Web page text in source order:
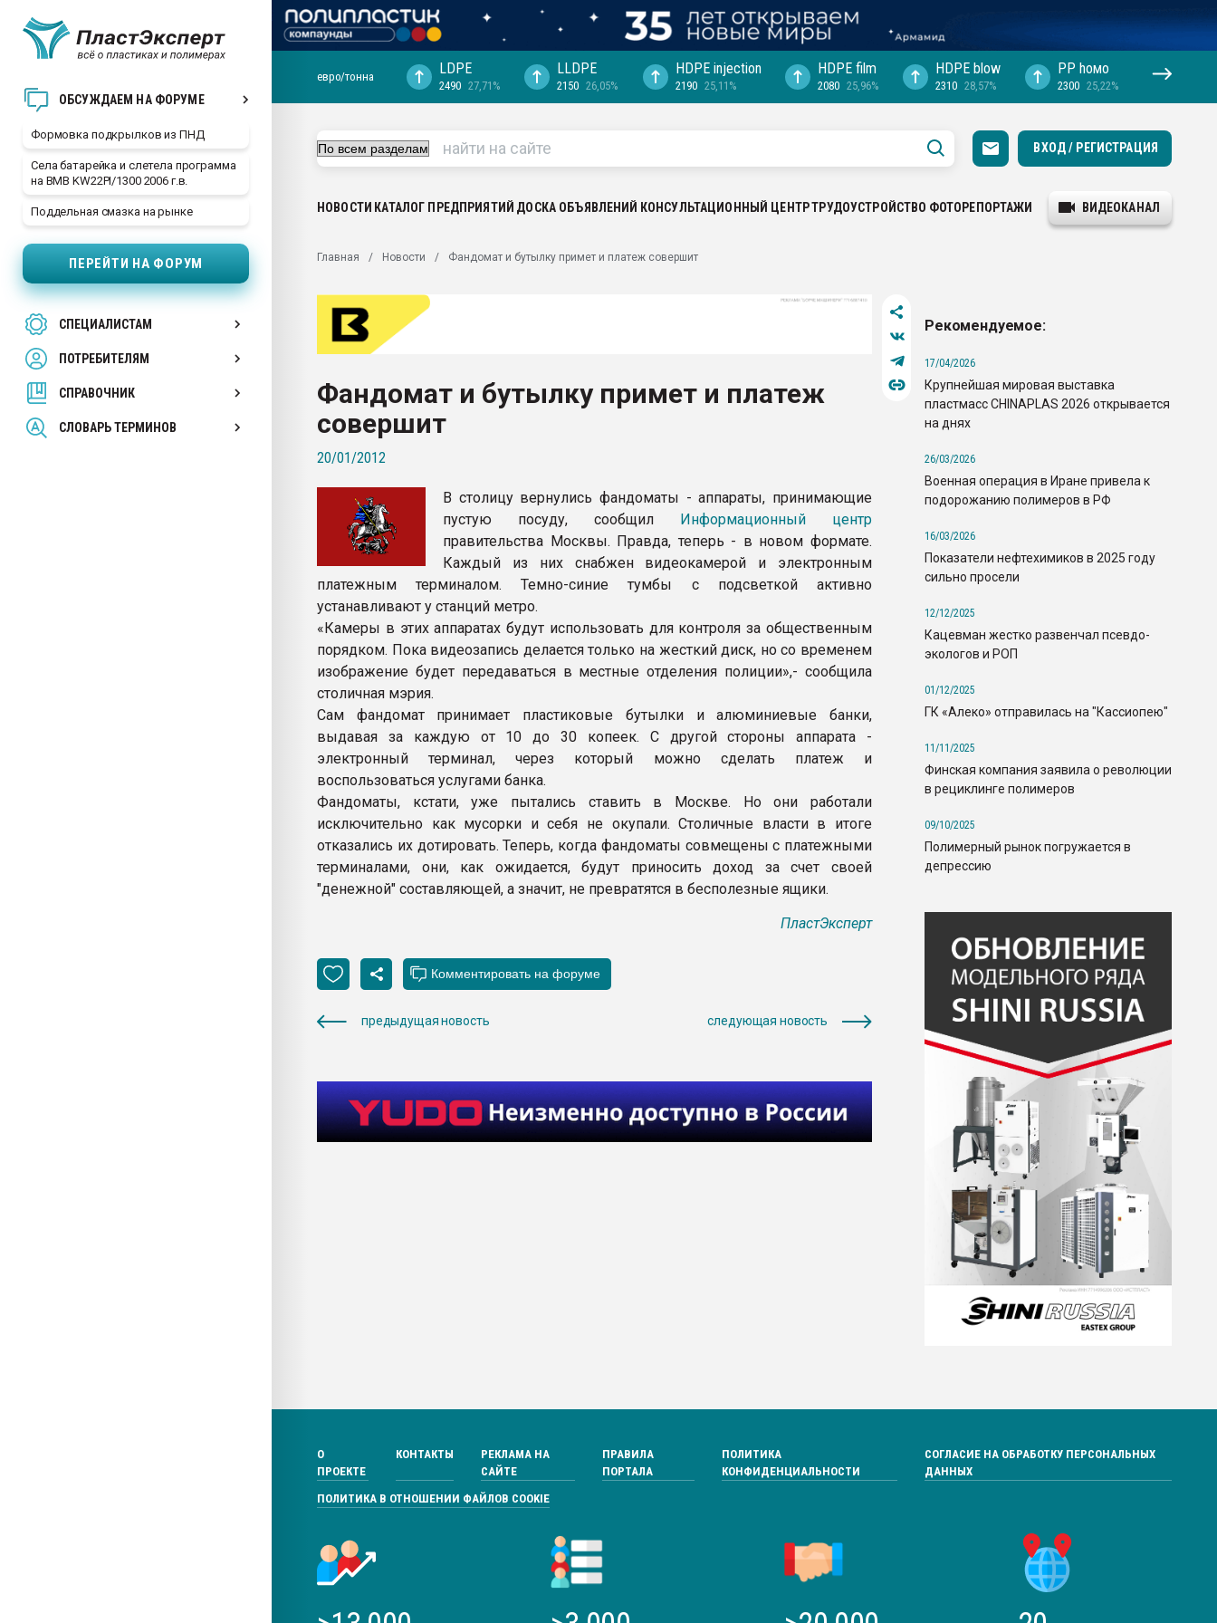
ОБСУЖДАЕМ НА ФОРУМЕ
Формовка подкрылков из ПНД
Села батарейка и слетела программа
на BMB KW22PI/1300 2006 г.в.
Поддельная смазка на рынке
ПЕРЕЙТИ НА ФОРУМ
СПЕЦИАЛИСТАМ
ПОТРЕБИТЕЛЯМ
СПРАВОЧНИК
СЛОВАРЬ ТЕРМИНОВ
29.07.2026 ФРП помог "Ижевскому
Вакуум-формовочные машины:
28.07.2026 Автоматизация выходит на
первый план в переработке
пластмасс
ситуацией на строительном рынке
Всё, что касается выдува ПЭТ
бутылок
ПЕРЕЙТИ НА ФОРУМ
евро/тонна LDPE
2490 27,71%
LLDPE
2150 26,05%
HDPE injection
2190 25,11%
HDPE film
2080 25,96%
HDPE blow
2310 28,57%
PP hомо
2300 25,22%
ВХОД / РЕГИСТРАЦИЯ
НОВОСТИ КАТАЛОГ ПРЕДПРИЯТИЙ ДОСКА ОБЪЯВЛЕНИЙ КОНСУЛЬТАЦИОННЫЙ ЦЕНТРТРУДОУСТРОЙСТВО ФОТОРЕПОРТАЖИ ВИДЕОКАНАЛ
Главная Новости Фандомат и бутылку примет и платеж совершит
Фандомат и бутылку примет и платеж
совершит
20/01/2012
В столицу вернулись фандоматы - аппараты, принимающие
пустую посуду, сообщил
Информационный центр
правительства Москвы. Правда, теперь - в новом формате.
Каждый из них снабжен видеокамерой и электронным
платежным терминалом. Темно-синие тумбы с подсветкой активно
устанавливают у станций метро.
«Камеры в этих аппаратах будут использовать для контроля за общественным
порядком. Пока видеозапись делается только на жесткий диск, но со временем
изображение будет передаваться в местные отделения полиции»,- сообщила
столичная мэрия.
Сам фандомат принимает пластиковые бутылки и алюминиевые банки,
выдавая за каждую от 10 до 30 копеек. С другой стороны аппарата -
электронный терминал, через который можно сделать платеж и
воспользоваться услугами банка.
Фандоматы, кстати, уже пытались ставить в Москве. Но они работали
исключительно как мусорки и себя не окупали. Столичные власти в итоге
отказались их дотировать. Теперь, когда фандоматы совмещены с платежными
терминалами, они, как ожидается, будут приносить доход за счет своей
"денежной" составляющей, а значит, не превратятся в бесполезные ящики.
ПластЭксперт
предыдущая новость следующая новость
Рекомендуемое:
17/04/2026
Крупнейшая мировая выставка
пластмасс CHINAPLAS 2026 открывается
на днях
26/03/2026
Военная операция в Иране привела к
подорожанию полимеров в РФ
16/03/2026
Показатели нефтехимиков в 2025 году
сильно просели
12/12/2025
Кацевман жестко развенчал псевдо-
экологов и РОП
01/12/2025
ГК «Алеко» отправилась на "Кассиопею"
11/11/2025
Финская компания заявила о революции
в рециклинге полимеров
09/10/2025
Полимерный рынок погружается в
депрессию
О
ПРОЕКТЕ
КОНТАКТЫ
РЕКЛАМА НА
САЙТЕ
ПРАВИЛА
ПОРТАЛА
ПОЛИТИКА
КОНФИДЕНЦИАЛЬНОСТИ
СОГЛАСИЕ НА ОБРАБОТКУ ПЕРСОНАЛЬНЫХ
ДАННЫХ
ПОЛИТИКА В ОТНОШЕНИИ ФАЙЛОВ COOKIE